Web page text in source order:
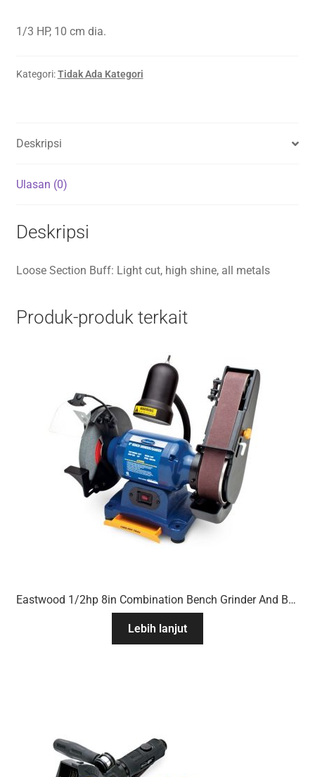
1/3 HP, 10 cm dia.
Kategori:Tidak Ada Kategori
Deskripsi
Ulasan (0)
Deskripsi
Loose Section Buff: Light cut, high shine, all metals
Produk-produk terkait
Eastwood 1/2hp 8in Combination Bench Grinder And Belt Sander
Lebih lanjut